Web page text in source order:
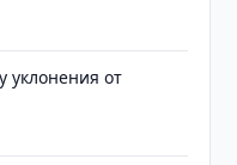
уклонения от